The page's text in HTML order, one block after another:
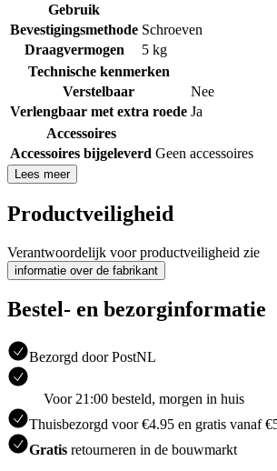
Gebruik
Bevestigingsmethode Schroeven
Draagvermogen
5 kg
Technische kenmerken
Verstelbaar
Nee
Verlengbaar met extra roede Ja
Accessoires
Accessoires bijgeleverd Geen accessoires
Lees meer
Productveiligheid
Verantwoordelijk voor productveiligheid zie
informatie over de fabrikant
Bestel- en bezorginformatie
Bezorgd door PostNL
Voor 21:00 besteld, morgen in huis
Thuisbezorgd voor €4.95 en gratis vanaf
Gratis retourneren in de bouwmarkt